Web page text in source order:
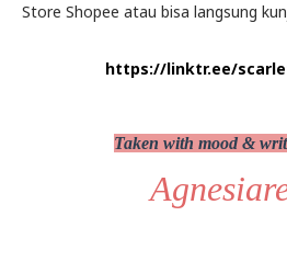
Store Shopee atau bisa langsung
https://linktr.ee/
Taken with mood &